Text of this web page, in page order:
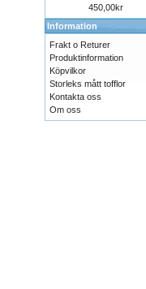
450,00kr
Information
Frakt o Returer
Produktinformation
Köpvilkor
Storleks mått tofflor
Kontakta oss
Om oss